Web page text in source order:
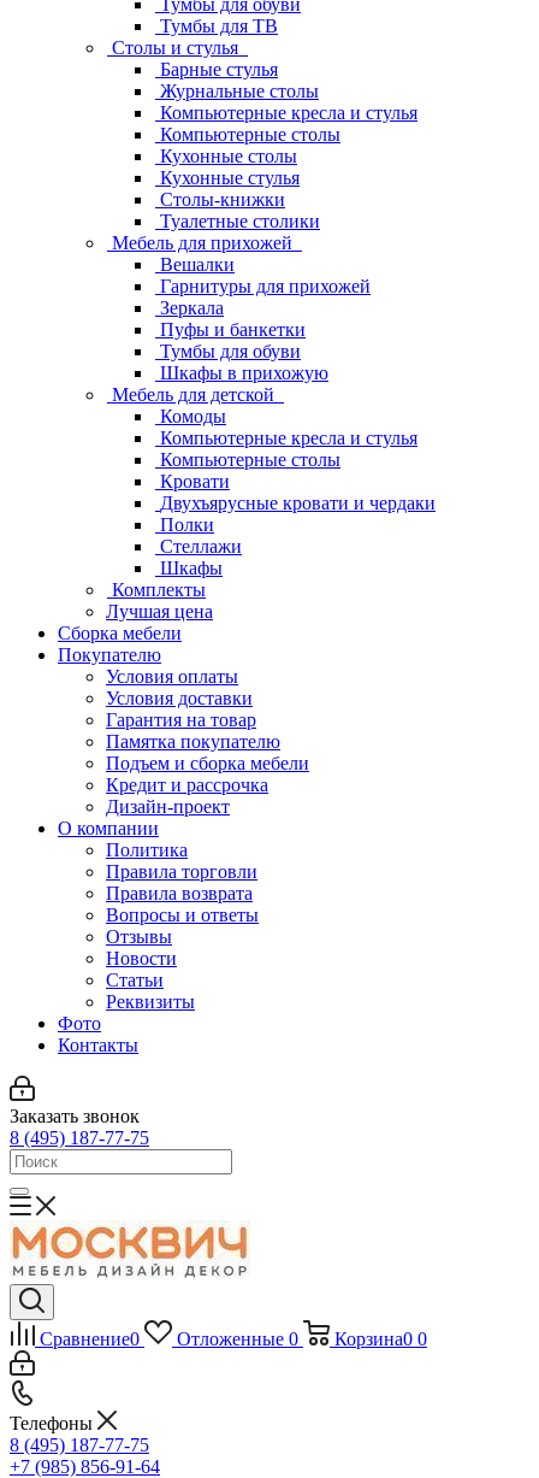
Тумбы для обуви
Тумбы для ТВ
Столы и стулья
Барные стулья
Журнальные столы
Компьютерные кресла и стулья
Компьютерные столы
Кухонные столы
Кухонные стулья
Столы-книжки
Туалетные столики
Мебель для прихожей
Вешалки
Гарнитуры для прихожей
Зеркала
Пуфы и банкетки
Тумбы для обуви
Шкафы в прихожую
Мебель для детской
Комоды
Компьютерные кресла и стулья
Компьютерные столы
Кровати
Двухъярусные кровати и чердаки
Полки
Стеллажи
Шкафы
Комплекты
Лучшая цена
Сборка мебели
Покупателю
Условия оплаты
Условия доставки
Гарантия на товар
Памятка покупателю
Подъем и сборка мебели
Кредит и рассрочка
Дизайн-проект
О компании
Политика
Правила торговли
Правила возврата
Вопросы и ответы
Отзывы
Новости
Статьи
Реквизиты
Фото
Контакты
Заказать звонок
8 (495) 187-77-75
Сравнение0 Отложенные 0 Корзина0 0
Телефоны
8 (495) 187-77-75
+7 (985) 856-91-64